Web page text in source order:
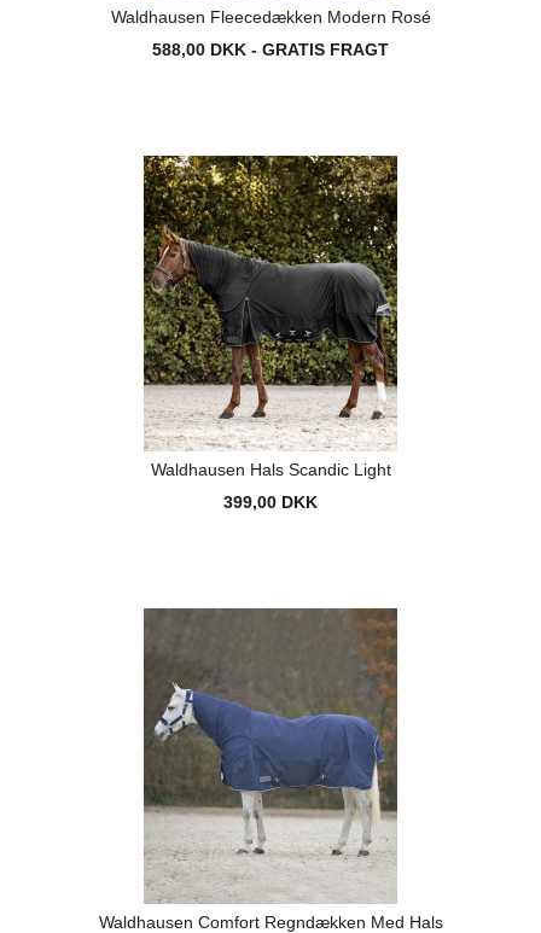
Waldhausen Fleecedækken Modern Rosé
588,00 DKK - GRATIS FRAGT
Waldhausen Hals Scandic Light
399,00 DKK
Waldhausen Comfort Regndækken Med Hals